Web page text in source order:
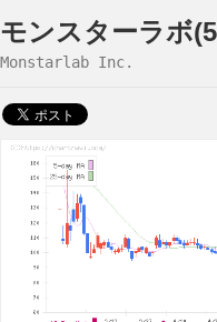
モンスターラボ
Monstarlab Inc.